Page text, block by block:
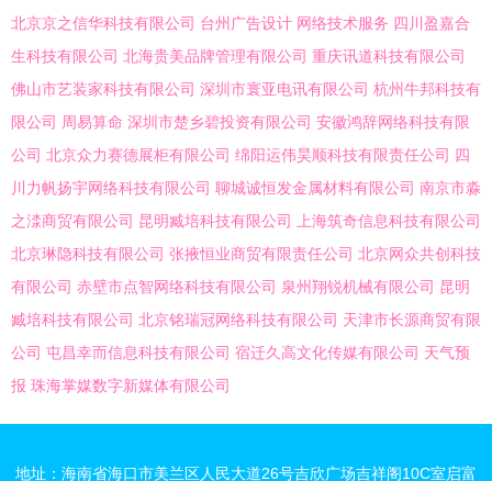
北京京之信华科技有限公司 台州广告设计 网络技术服务 四川盈嘉合
生科技有限公司 北海贵美品牌管理有限公司 重庆讯道科技有限公司
佛山市艺装家科技有限公司 深圳市寰亚电讯有限公司 杭州牛邦科技有
限公司
周易算命 深圳市楚乡碧投资有限公司 安徽鸿辞网络科技有限
公司 北京众力赛德展柜有限公司 绵阳运伟昊顺科技有限责任公司 四
川力帆扬宇网络科技有限公司 聊城诚恒发金属材料有限公司 南京市淼
之渁商贸有限公司 昆明臧培科技有限公司
上海筑奇信息科技有限公司
北京琳隐科技有限公司 张掖恒业商贸有限责任公司 北京网众共创科技
有限公司 赤壁市点智网络科技有限公司 泉州翔锐机械有限公司 昆明
臧培科技有限公司 北京铭瑞冠网络科技有限公司 天津市长源商贸有限
公司 屯昌幸而信息科技有限公司 宿迁久高文化传媒有限公司 天气预
报 珠海掌媒数字新媒体有限公司
地址：海南省海口市美兰区人民大道26号吉欣广场吉祥阁10C室启富